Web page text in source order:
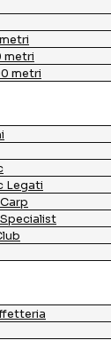
metri
metri
Legati